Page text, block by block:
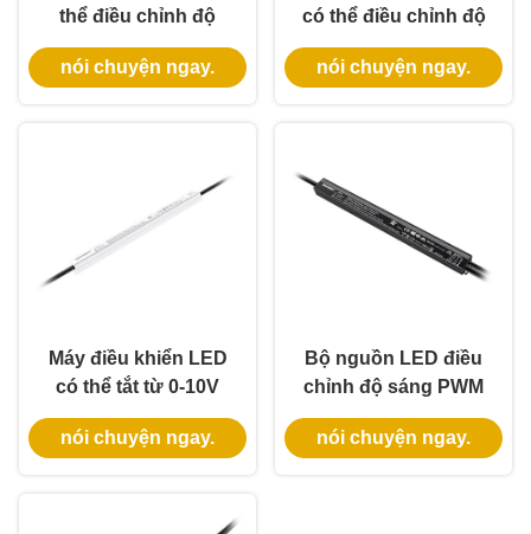
thể điều chỉnh độ
sáng 0-10v tùy chỉnh
30W 4 trong 1 Biến áp
nói chuyện ngay.
có thể điều chỉnh độ
sáng đèn đường, có
thể tùy chỉnh, đầu ra
nói chuyện ngay.
Máy điều khiển LED
có thể tắt từ 0-10V
12V-48V 80W Ultra
Slim IP67
nói chuyện ngay.
Bộ nguồn LED điều
chỉnh độ sáng PWM
277V AC 24V 96W
IP67 với công tắc điều
nói chuyện ngay.